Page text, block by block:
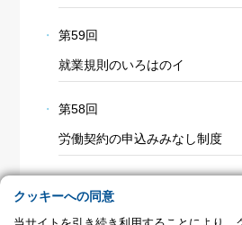
第59回
就業規則のいろはのイ
第58回
労働契約の申込みみなし制度
クッキーへの同意
Cookie であり、対象となるのはサイト訪問
による設定、デバイス情報などです。これら
せる目的を中心に使われます。個人を直接特
は通常ありませんが、Web サイトのパーソ
ます。鈴与シンワートではプライバシーの
クリックすることで、それらの Cookie に関
おけるデフォルト設定を変更できます。ただ
た場合、サイトの利用やサービスの利用に影
細情報
不可欠な Cookie
パフォーマンス Cookie